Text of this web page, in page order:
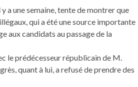
a une semaine, tente de montrer que
qui a été une source importante
aux candidats au passage de la
le prédécesseur républicain de M.
quant à lui, a refusé de prendre des